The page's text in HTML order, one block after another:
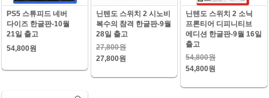
PS5 스튜피드 네버
다이즈 한글판-10월
21일 출고
54,800원
닌텐도 스위치 2 시노비
복수의 참격 한글판-9월
28일 출고
27,800원
27,800원
닌텐도 스위치 2 소닉
프론티어 디피니티브
에디션 한글판-9월 16일
출고
54,800원
54,800원